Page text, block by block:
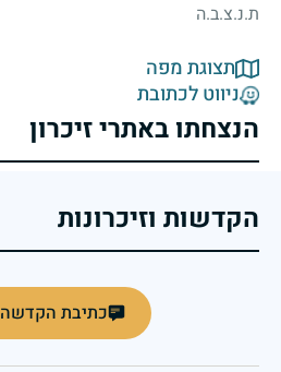
ת.נ.צ.ב.ה
תצוגת מפה
ניווט לכתובת
הנצחתו באתרי זיכרון
הקדשות וזיכרונות
כתיבת